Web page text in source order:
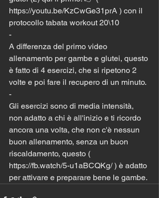
https://youtu.be/KzCwGe31prA ) con il
protocollo tabata workout 20\10
-
A differenza del primo video
allenamento per gambe e glutei, questo
è fatto di 4 esercizi, che si ripetono 2
volte e poi fare il recupero di un minuto.
-
Gli esercizi sono di media intensità,
non adatto a chi è all'inizio e ti ricordo
ancora una volta, che non c'è nessun
buon allenamento, senza un buon
riscaldamento, questo (
https://fb.watch/5-u1aBCQKg/ ) è adatto
per attivare e preparare bene le gambe.